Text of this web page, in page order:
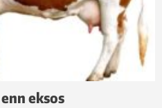
eksos